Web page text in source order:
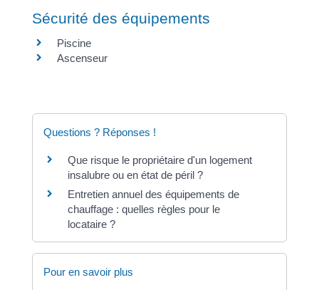
Sécurité des équipements
Piscine
Ascenseur
Questions ? Réponses !
Que risque le propriétaire d'un logement
insalubre ou en état de péril ?
Entretien annuel des équipements de
chauffage : quelles règles pour le
locataire ?
Pour en savoir plus